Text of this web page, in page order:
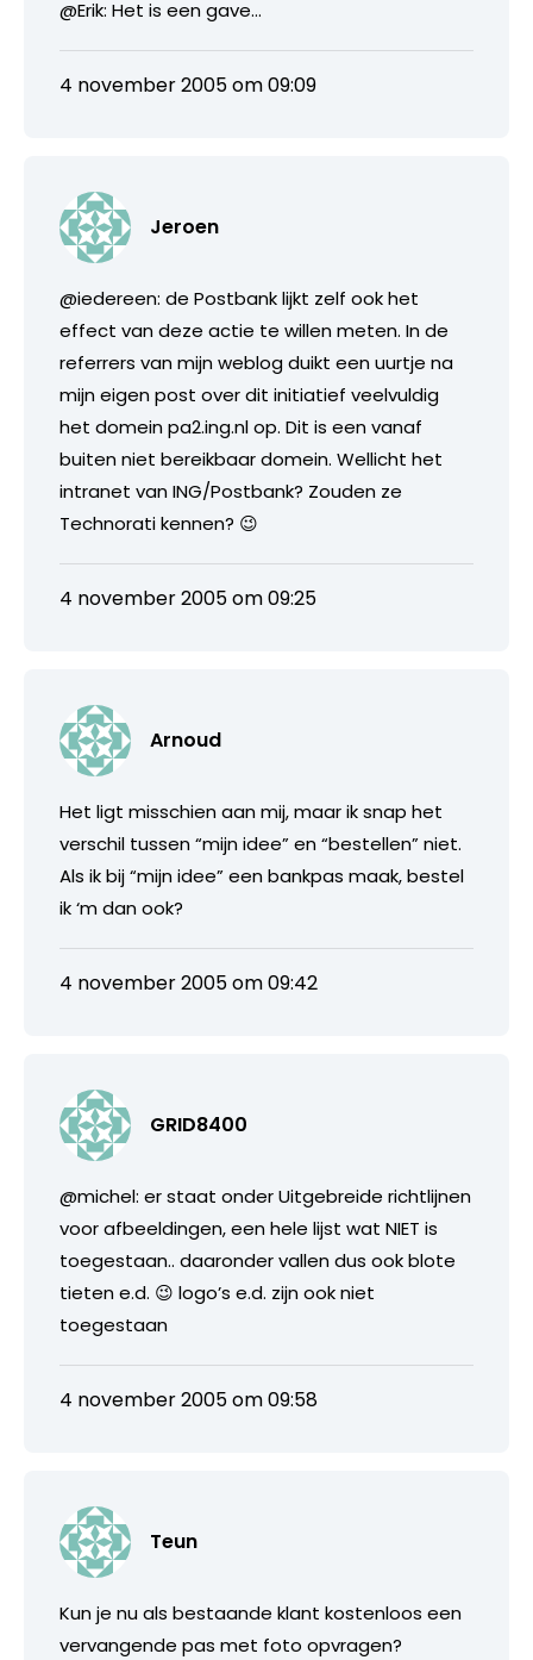
@Erik: Het is een gave…
4 november 2005 om 09:09
Jeroen
@iedereen: de Postbank lijkt zelf ook het
effect van deze actie te willen meten. In de
referrers van mijn weblog duikt een uurtje na
mijn eigen post over dit initiatief veelvuldig
het domein pa2.ing.nl op. Dit is een vanaf
buiten niet bereikbaar domein. Wellicht het
intranet van ING/Postbank? Zouden ze
Technorati kennen? 😉
4 november 2005 om 09:25
Arnoud
Het ligt misschien aan mij, maar ik snap het
verschil tussen “mijn idee” en “bestellen” niet.
Als ik bij “mijn idee” een bankpas maak, bestel
ik ‘m dan ook?
4 november 2005 om 09:42
GRID8400
@michel: er staat onder Uitgebreide richtlijnen
voor afbeeldingen, een hele lijst wat NIET is
toegestaan.. daaronder vallen dus ook blote
tieten e.d. 😉 logo’s e.d. zijn ook niet
toegestaan
4 november 2005 om 09:58
Teun
Kun je nu als bestaande klant kostenloos een
vervangende pas met foto opvragen?